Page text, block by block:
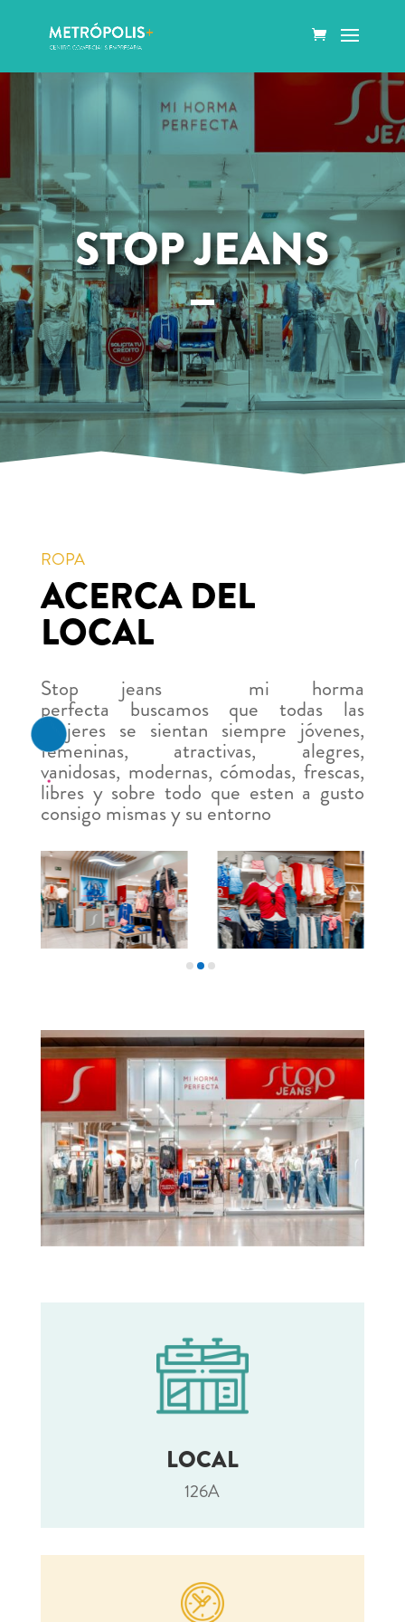
STOP JEANS
ROPA
ACERCA DEL
LOCAL
Stop jeans mi horma
perfecta buscamos que todas las
mujeres se sientan siempre jóvenes,
femeninas, atractivas, alegres,
vanidosas, modernas, cómodas, frescas,
libres y sobre todo que esten a gusto
consigo mismas y su entorno
LOCAL
126A